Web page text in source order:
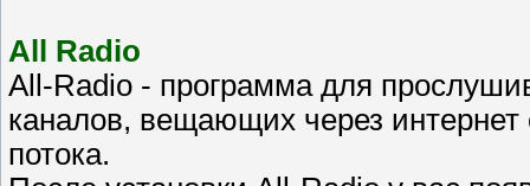
All Radio
All-Radio - программа для
каналов, вещающих через
потока.